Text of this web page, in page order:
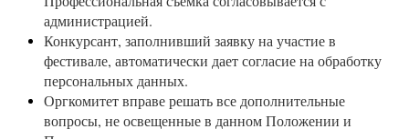
администрацией.
Конкурсант, заполнивший заявку на участие в
фестивале, автоматически дает согласие на обработку
персональных данных.
Оргкомитет вправе решать все дополнительные
вопросы, не освещенные в данном Положении и